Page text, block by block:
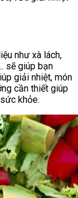
như xà lách,
sẽ giúp bạn
giải nhiệt, món
cần thiết giúp
khỏe.